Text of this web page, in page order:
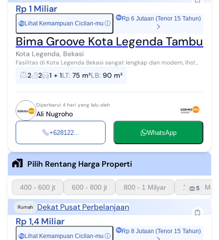
Rp 1 Miliar
Rp Lihat Kemampuan Cicilan-mu ⓘ
Rp 6 Jutaan (Tenor 15 Tahun)
Bima Groove Kota Legenda Tambun
Kota Legenda, Bekasi
Fasilitas di Kota Legenda Bekasi sangat lengkap dan modern, lho!
Kamu bisa menikmati berbagai fasilitas seperti: - *Keamanan*: One
Gate System, ke...
2 2 1 + 1LT: 75 m²LB: 90 m²
Diperbarui 4 hari yang lalu oleh
Ali Nugroho
+628122... WhatsApp
Pilih Rentang Harga Properti
400 - 600 jt 600 - 800 jt 800 - 1 Milyar 1 - 1.5
5
Rumah Dekat Pusat Perbelanjaan
Rp 1,4 Miliar
Rp Lihat Kemampuan Cicilan-mu ⓘ
Rp 8 Jutaan (Tenor 15 Tahun)